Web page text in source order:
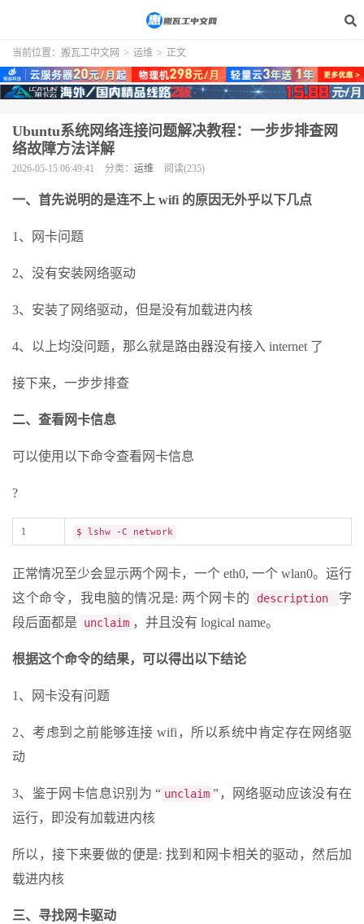
当前位置： 搬瓦工中文网 > 运维 > 正文
Ubuntu系统网络连接问题解决教程：一步步排查网
络故障方法详解
2026-05-15 06:49:41 分类： 运维 阅读(235)
一、首先说明的是连不上 wifi 的原因无外乎以下几点
1、网卡问题
2、没有安装网络驱动
3、安装了网络驱动，但是没有加载进内核
4、以上均没问题，那么就是路由器没有接入 internet 了
接下来，一步步排查
二、查看网卡信息
可以使用以下命令查看网卡信息
?
1 $ lshw -C network
正常情况至少会显示两个网卡，一个 eth0, 一个 wlan0。运行
这个命令，我电脑的情况是: 两个网卡的
description
字
段后面都是
unclaim ，并且没有 logical name。
根据这个命令的结果，可以得出以下结论
1、网卡没有问题
2、考虑到之前能够连接 wifi，所以系统中肯定存在网络驱
动
3、鉴于网卡信息识别为 “ unclaim ”，网络驱动应该没有在
运行，即没有加载进内核
所以，接下来要做的便是: 找到和网卡相关的驱动，然后加
载进内核
三、寻找网卡驱动